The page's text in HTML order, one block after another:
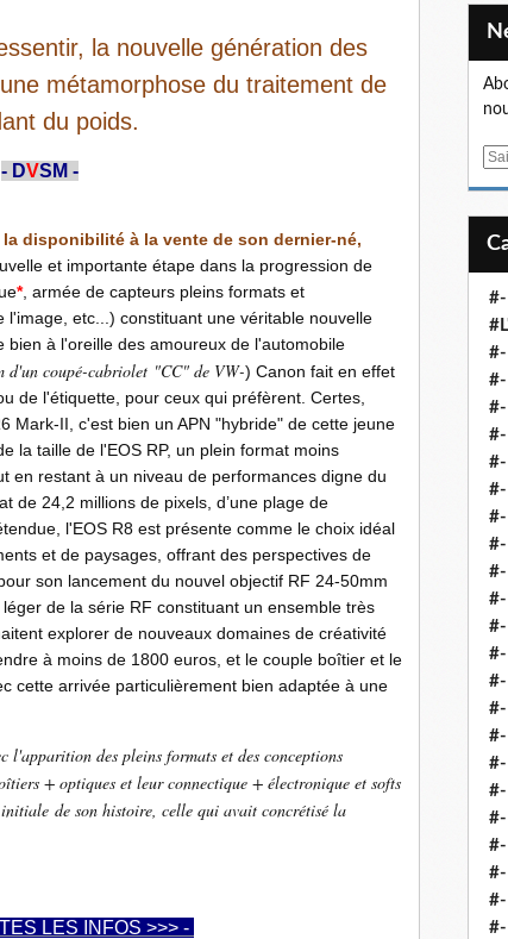
la nouvelle génération des
métamorphose du traitement de
du poids.
- DVSM -
la disponibilité à la vente de son dernier-né,
et importante étape dans la progression de
*, armée de capteurs pleins formats et
etc...) constituant une véritable nouvelle
bien à l'oreille des amoureux de l'automobile
d'un coupé-cabriolet "CC" de VW-) Canon fait en effet
de l'étiquette, pour ceux qui préfèrent. Certes,
Mark-II, c'est bien un APN "hybride" de cette jeune
la taille de l'EOS RP, un plein format moins
en restant à un niveau de performances digne du
de 24,2 millions de pixels, d’une plage de
l'EOS R8 est présente comme le choix idéal
et de paysages, offrant des perspectives de
son lancement du nouvel objectif RF 24-50mm
de la série RF constituant un ensemble très
explorer de nouveaux domaines de créativité
à moins de 1800 euros, et le couple boîtier et le
cette arrivée particulièrement bien adaptée à une
l'apparition des pleins formats et des conceptions
+ optiques et leur connectique + électronique et softs
de son histoire, celle qui avait concrétisé la
LES INFOS >>> -
E
#-
#-
#-
#-
#-
#-
#-
#-
#-
#-
#-
#-
#-
#-
#-